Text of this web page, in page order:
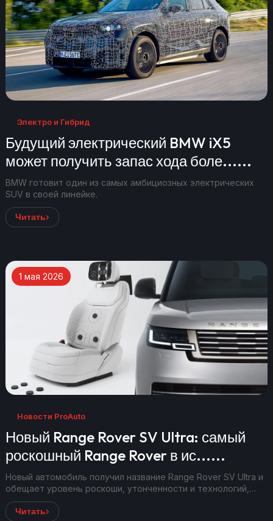
Электро и Гибрид
Будущий электрический BMW iX5
может получить запас хода боле......
BMW готовит один из самых амбициозных электрических
SUV в своей линейке.
Читать
1 мая 2026
Новости ProAuto
Новый Range Rover SV Ultra: самый
роскошный Range Rover в ис......
Новый автомобиль получил название Range Rover SV Ultra и
обещает уровень роскоши, утонченности и технологий,
который выв...
Читать